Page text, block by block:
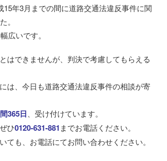
年3月までの間に道路交通法違反事件に関
。
広いです。
はできませんが、判決で考慮してもらえる
は、今日も道路交通法違反事件の相談が寄
365日 、受け付けています。
ひ0120‐631‐881 までお電話ください。
ても、お電話にてお問い合わせください。